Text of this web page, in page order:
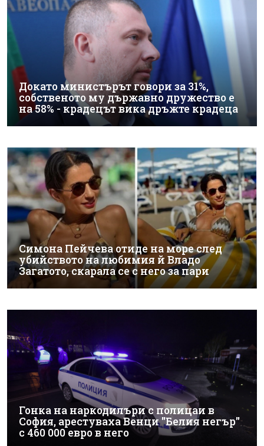
Докато министърът говори за 31%,
собственото му държавно дружество е
на 58% - крадецът вика дръжте крадеца
Симона Пейчева отиде на море след
убийството на любимия й Владо
Загатото, скарала се с него за пари
Гонка на наркодилъри с полицаи в
София, арестуваха Венци "Белия негър"
с 460 000 евро в него